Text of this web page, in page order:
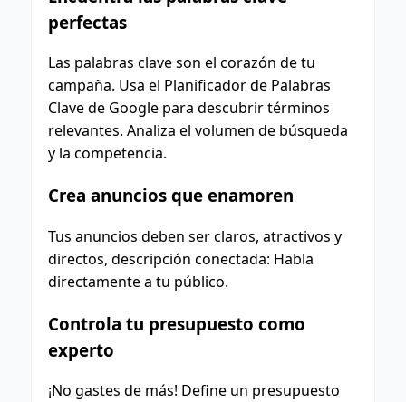
perfectas
Las palabras clave son el corazón de tu
campaña. Usa el Planificador de Palabras
Clave de Google para descubrir términos
relevantes. Analiza el volumen de búsqueda
y la competencia.
Crea anuncios que enamoren
Tus anuncios deben ser claros, atractivos y
directos, descripción conectada: Habla
directamente a tu público.
Controla tu presupuesto como
experto
¡No gastes de más! Define un presupuesto